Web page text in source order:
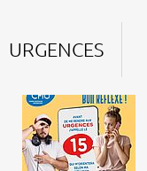
URGENCES